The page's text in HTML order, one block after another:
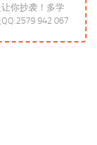
你抄袭！多学
设计大师的思维方式才是本站的核心目的！客服QQ:2579 942 067